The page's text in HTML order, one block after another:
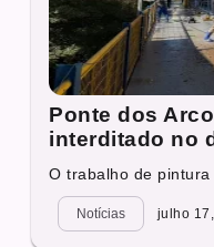
Ponte dos
interditado no
O trabalho de
Notícias julho